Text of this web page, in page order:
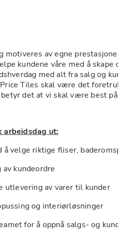
motiveres av egne
kundene våre med å skape
med alt fra salg og
Tiles skal være det
det at vi skal være best på
arbeidsdag ut:
å velge riktige fliser,
av kundeordre
utlevering av varer til kunder
og interiørløsninger
for å oppnå salgs- og